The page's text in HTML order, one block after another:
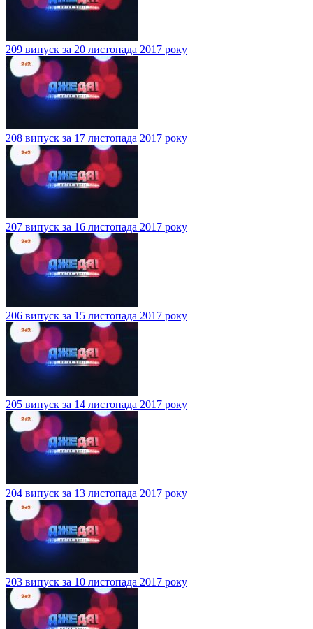
209 випуск за 20 листопада 2017 року
208 випуск за 17 листопада 2017 року
207 випуск за 16 листопада 2017 року
206 випуск за 15 листопада 2017 року
205 випуск за 14 листопада 2017 року
204 випуск за 13 листопада 2017 року
203 випуск за 10 листопада 2017 року